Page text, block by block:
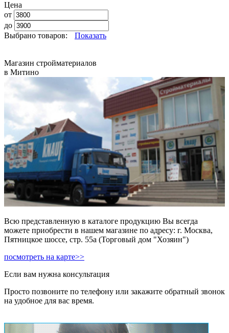
Цена
от
до
Выбрано товаров:
Показать
Магазин стройматериалов
в Митино
Всю представленную в каталоге продукцию Вы всегда
можете приобрести в нашем магазине по адресу: г. Москва,
Пятницкое шоссе, стр. 55а (Торговый дом "Хозяин")
посмотреть на карте>>
Если вам нужна консультация
Просто позвоните по телефону или закажите обратный звонок
на удобное для вас время.